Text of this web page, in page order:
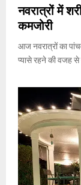
नवरात्रों में
कमजोरी
आज नवरात्रों का
प्यासे रहने की वजह से